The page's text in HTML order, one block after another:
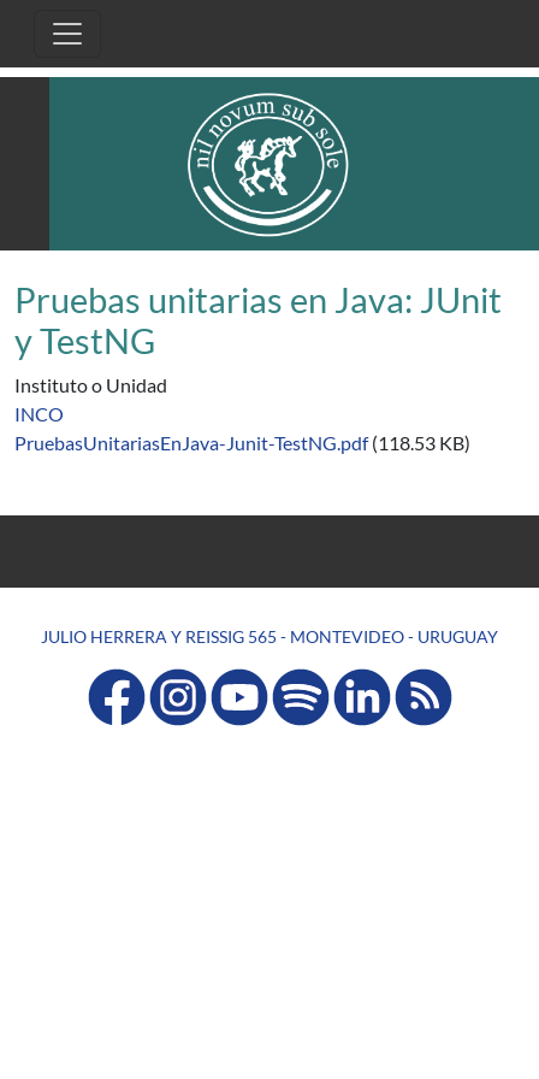
Pruebas unitarias en Java: JUnit
y TestNG
Instituto o Unidad
INCO
PruebasUnitariasEnJava-Junit-TestNG.pdf (118.53 KB)
JULIO HERRERA Y REISSIG 565 - MONTEVIDEO - URUGUAY